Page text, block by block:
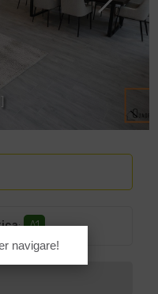
: A1
navigare!